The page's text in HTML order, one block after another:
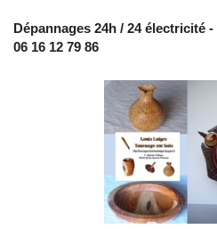
Dépannages 24h / 24 électricité
06 16 12 79 86